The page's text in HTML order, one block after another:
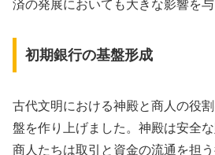
済の発展においても大きな影響を与
初期銀行の基盤形成
古代文明における神殿と商人の役
盤を作り上げました。神殿は安全
商人たちは取引と資金の流通を担